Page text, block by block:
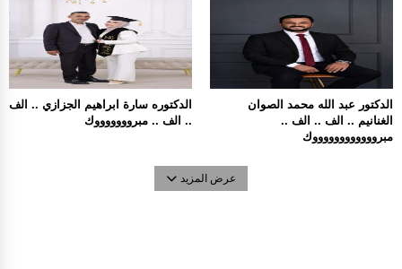
الدكتوره سارة ابراهيم الجزازي .. الف
.. الف .. مبروووووووك
الدكتور عبد الله محمد الصوان
الغنانيم .. الف .. الف ..
مبرووووووووووووك
عرض المزيد